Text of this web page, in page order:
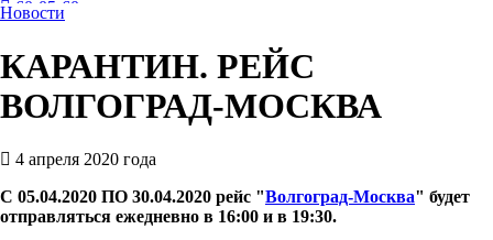
60-05-60
Перезвоните мне
Новости
КАРАНТИН. РЕЙС
ВОЛГОГРАД-МОСКВА
4 апреля 2020 года
С 05.04.2020 ПО 30.04.2020 рейс "Волгоград-Москва" будет
отправляться ежедневно в 16:00 и в 19:30.